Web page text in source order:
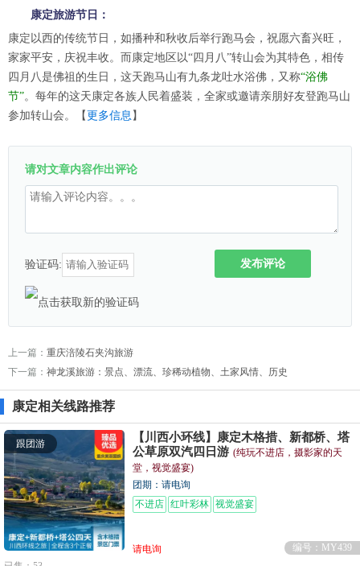
康定旅游节日：
康定以西的传统节日，如播种和秋收后举行跑马会，祝愿六畜兴旺，
家家平安，庆祝丰收。而康定地区以“四月八”转山会为其特色，相传
四月八是佛祖的生日，这天跑马山有九条龙吐水浴佛，又称“浴佛
节”。每年的这天康定各族人民着盛装，全家或邀请亲朋好友登跑马山
参加转山会。【 更多信息 】
请对文章内容作出评论
验证码: 发布评论
上一篇： 重庆涪陵石夹沟旅游
下一篇： 神龙溪旅游：景点、漂流、珍稀动植物、土家风情、历史
康定相关线路推荐
跟团游
【川西小环线】康定木格措、新都桥、塔
公草原双汽四日游 (纯玩不进店，摄影家的天
堂，视觉盛宴)
团期：请电询
不进店 红叶彩林 视觉盛宴
请电询
编号：MY439